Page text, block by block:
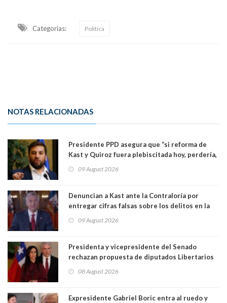
Categorias: Política
NOTAS RELACIONADAS
Presidente PPD asegura que “si reforma de
Kast y Quiroz fuera plebiscitada hoy, perdería,
a favor de la oposición, sería una victoria de la
09 August 2026
Denuncian a Kast ante la Contraloría por
entregar cifras falsas sobre los delitos en la
09 August 2026
Presidenta y vicepresidente del Senado
rechazan propuesta de diputados Libertarios
"Constituye un camino equivocado"
08 August 2026
Expresidente Gabriel Boric entra al ruedo y